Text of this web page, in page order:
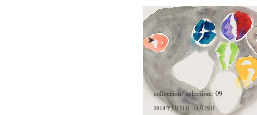
➤
collection/ selection: 09
2018年3月31日－4月29日